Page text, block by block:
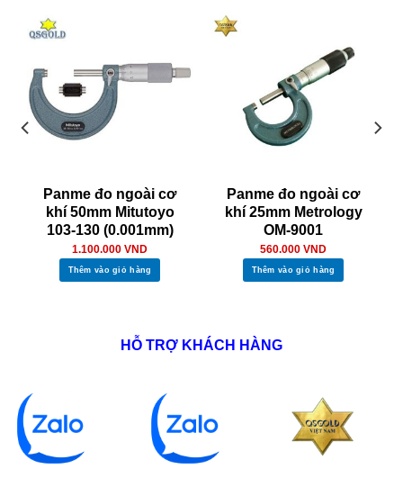
Panme đo ngoài cơ
khí 50mm Mitutoyo
103-130 (0.001mm)
1.100.000 VND
Thêm vào giỏ hàng
Panme đo ngoài cơ
khí 25mm Metrology
OM-9001
560.000 VND
Thêm vào giỏ hàng
HỖ TRỢ KHÁCH HÀNG